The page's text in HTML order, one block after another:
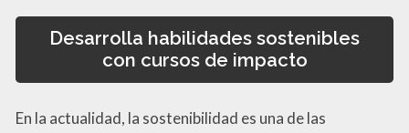
Desarrolla habilidades sostenibles
con cursos de impacto
En la actualidad, la sostenibilidad es una de las